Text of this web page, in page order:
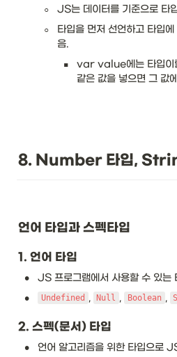
◦ JS는 데이터를 기준으로 타
◦
타입을 먼저 선언하고 타입
음.
▪
var value에는 타입이
같은 값을 넣으면 그 값
8. Number 타입,
언어 타입과 스펙타입
1. 언어 타입
• JS 프로그램에서 사용할 수 있는
• Undefined , Null , Boolean ,
2. 스펙(문서) 타입
• 언어 알고리즘을 위한 타입으로